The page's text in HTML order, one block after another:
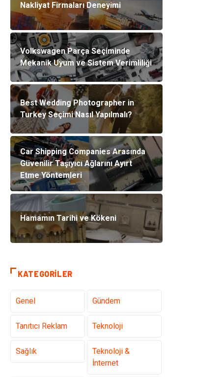
Nakliyat Firmaları Deneyimi
Volkswagen Parça Seçiminde
Mekanik Uyum ve Sistem Verimliliği
Best Wedding Photographer in
Turkey Seçimi Nasıl Yapılmalı?
Car Shipping Companies Arasında
Güvenilir Taşıyıcı Ağlarını Ayırt
Etme Yöntemleri
Hamamın Tarihi ve Kökeni
KATEGORILER
Genel Gündem
Tanıtıcı Reklam Teknoloji
Sağlık
Teknoloji &
İnternet